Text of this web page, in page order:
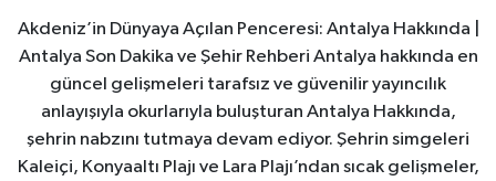
Akdeniz’in Dünyaya Açılan Penceresi: Antalya Hakkında |
Antalya Son Dakika ve Şehir Rehberi Antalya hakkında en
güncel gelişmeleri tarafsız ve güvenilir yayıncılık
anlayışıyla okurlarıyla buluşturan Antalya Hakkında,
şehrin nabzını tutmaya devam ediyor. Şehrin simgeleri
Kaleiçi, Konyaaltı Plajı ve Lara Plajı’ndan sıcak gelişmeler,